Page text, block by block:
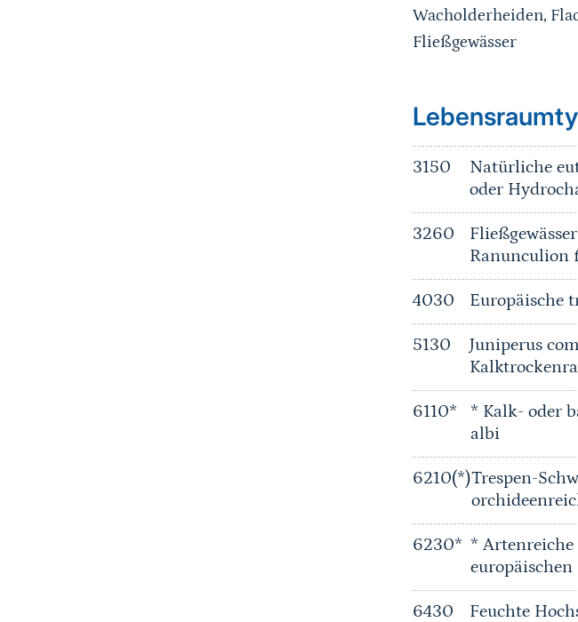
Wacholderheiden,
Fließgewässer
Sprungmarke
3150
Natürliche
oder
3260
Ranunculion
4030 Europäische
5130
Juniperus
6110*
* Kalk- oder
albi
6210(*)Trespen-
6230* * Artenreiche
europäischen
6430
Feuchte